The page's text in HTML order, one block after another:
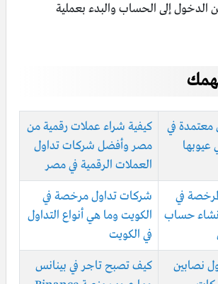
الدخول إلى الحساب والبدء بعملية
في
عيوبها
كيفية شراء عملات رقمية من
مصر وأفضل شركات تداول
العملات الرقمية في مصر
في
حساب
شركات تداول مرخصة في
الكويت وما هي أنواع التداول
في الكويت
نصابين
كيف تصبح تاجر في بينانس